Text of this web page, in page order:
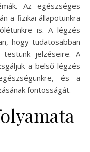
Az egészséges
a fizikai állapotunkra
is. A légzés
hogy tudatosabban
jelzéseire. A
a belső légzés
és a
fontosságát.